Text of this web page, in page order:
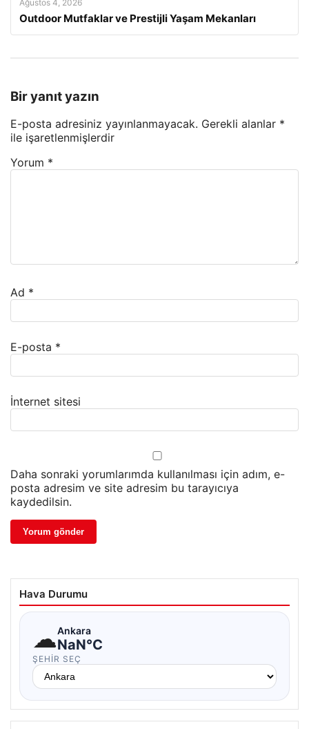
Ağustos 4, 2026
Outdoor Mutfaklar ve Prestijli Yaşam Mekanları
Bir yanıt yazın
E-posta adresiniz yayınlanmayacak. Gerekli alanlar *
ile işaretlenmişlerdir
Yorum *
Ad *
E-posta *
İnternet sitesi
Daha sonraki yorumlarımda kullanılması için adım, e-
posta adresim ve site adresim bu tarayıcıya
kaydedilsin.
Hava Durumu
☁Ankara
NaN°C
ŞEHIR SEÇ